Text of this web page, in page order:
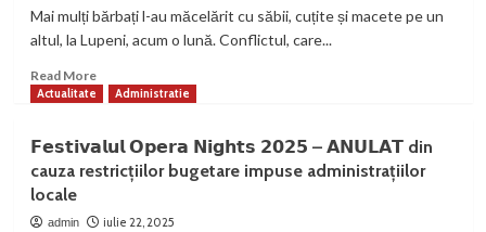
acuzată
a
fugit
cu
Mai mulți bărbați l-au măcelărit cu săbii, cuțite și macete pe un
altul, la Lupeni, acum o lună. Conflictul, care...
Read MoreRead
more
arestați,
femeile
la
Actualitate Administratie
𝗙𝗲𝘀𝘁𝗶𝘃𝗮𝗹𝘂𝗹 𝗢𝗽𝗲𝗿𝗮 𝗡𝗶𝗴𝗵𝘁𝘀 𝟮𝟬𝟮𝟱 – 𝗔𝗡𝗨𝗟𝗔𝗧 din
cauza restricțiilor bugetare impuse administrațiilor
locale
admin iulie 22, 2025